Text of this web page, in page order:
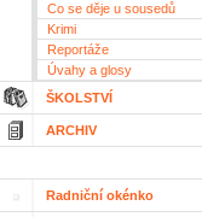
Co se děje u sousedů
Krimi
Reportáže
Úvahy a glosy
ŠKOLSTVÍ
ARCHIV
Radniční okénko